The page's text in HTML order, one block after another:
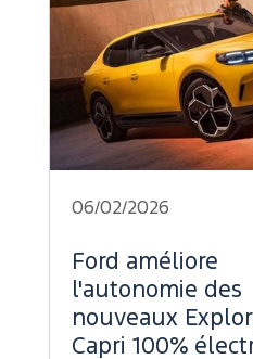
06/02/2026
Ford améliore
l'autonomie des
nouveaux
Capri 100%